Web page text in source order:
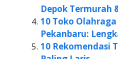
Depok Termurah
10 Toko
Pekanbaru:
10 Rekomendasi